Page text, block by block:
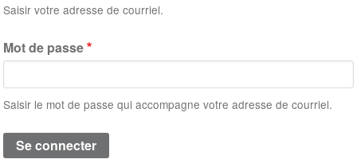
Saisir votre adresse de courriel.
Mot de passe
Saisir le mot de passe qui accompagne votre adresse de courriel.